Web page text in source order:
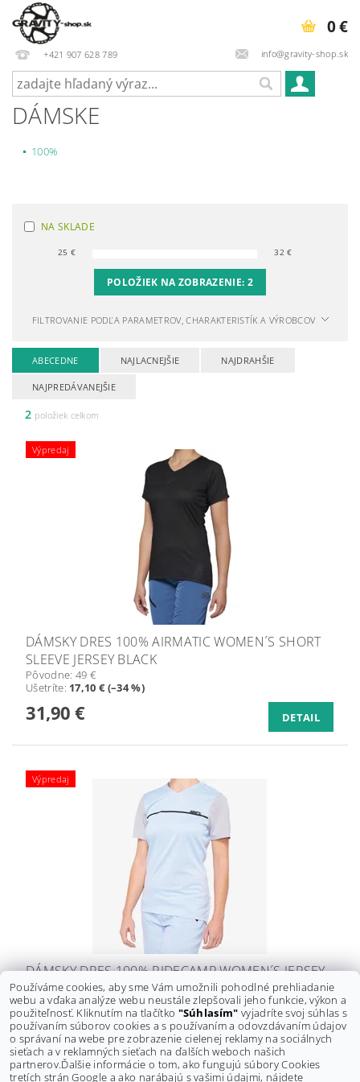
+421 907 628 789 info@gravity-shop.sk
0 €
DÁMSKE
100%
NA SKLADE
25 € 32 €
POLOŽIEK NA ZOBRAZENIE: 2
FILTROVANIE PODĽA PARAMETROV, CHARAKTERISTÍK A VÝROBCOV
ABECEDNE NAJLACNEJŠIE NAJDRAHŠIE
NAJPREDÁVANEJŠIE
2 položiek celkom
Výpredaj
DÁMSKY DRES 100% AIRMATIC WOMEN´S SHORT
SLEEVE JERSEY BLACK
Pôvodne: 49 €
Ušetríte: 17,10 € (–34 %)
31,90 € DETAIL
Výpredaj
DÁMSKY DRES 100% RIDECAMP WOMEN´S JERSEY
POWDER BLUE/GREY
Pôvodne:39 €
Ušetríte:13,50 € (–34 %)
25,50 € DETAIL
Používáme cookies, aby sme Vám umožnili pohodlné prehliadanie
webu a vďaka analýze webu neustále zlepšovali jeho funkcie, výkon a
použiteľnosť. Kliknutím na tlačítko "Súhlasím" vyjadríte svoj súhlas s
používaním súborov cookies a s používaním a odovzdávaním údajov
o správaní na webe pre zobrazenie cielenej reklamy na sociálnych
sieťach a v reklamných sieťach na ďalších weboch našich
partnerov.Ďalšie informácie o tom, ako fungujú súbory Cookies
tretích strán Google a ako narábajú s vašimi údajmi, nájdete